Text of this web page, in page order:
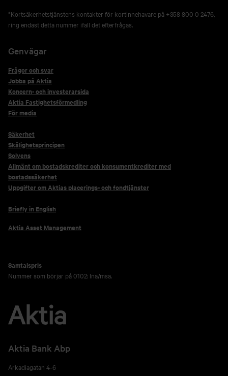
*Kortsäkerhetstjänstens kontakter för kortinnehavare på +358 800 0 2476,
ring endast detta nummer ifall det efterfrågas.
Genvägar
Frågor och svar
Jobba på Aktia
Koncern- och investerarsida
Aktia Fastighetsförmedling
För media
Säkerhet
Skälighetsprincipen
Solvens
Allmänt om bostadskrediter och konsumentkrediter med
bostadssäkerhet
Uppgifter om Aktias placerings- och fondtjänster
Briefly in English
Aktia Asset Management
Samtalspris
Nummer som börjar på 0102: lna/msa.
Aktia Bank Abp
Arkadiagatan 4-6